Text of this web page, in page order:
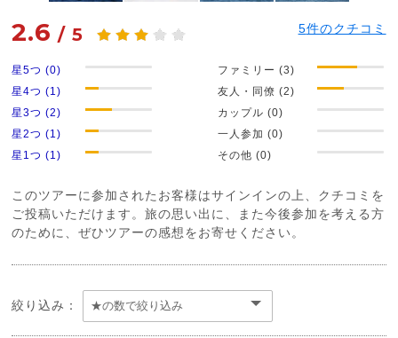
2.6 /5 5件のクチコミ
星5つ (0)
星4つ (1)
星3つ (2)
星2つ (1)
星1つ (1)
ファミリー (3)
友人・同僚 (2)
カップル (0)
一人参加 (0)
その他 (0)
このツアーに参加されたお客様はサインインの上、クチコミを
ご投稿いただけます。旅の思い出に、また今後参加を考える方
のために、ぜひツアーの感想をお寄せください。
絞り込み：